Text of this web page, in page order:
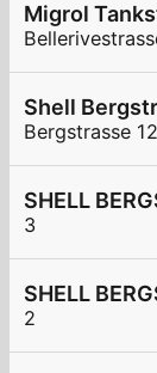
Migrol
Shell
Bergstrasse
SHELL
3
SHELL
2